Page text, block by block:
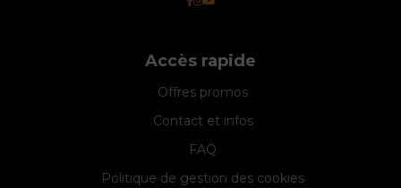
Accès rapide
Offres promos
Contact et infos
FAQ
Politique de gestion des cookies